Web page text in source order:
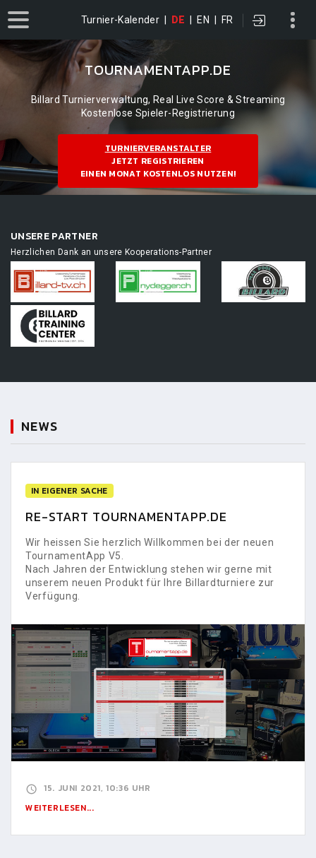
Turnier-Kalender DE EN FR
TOURNAMENTAPP.DE
Billard Turnierverwaltung, Real Live Score & Streaming
Kostenlose Spieler-Registrierung
TURNIERVERANSTALTER
JETZT REGISTRIEREN
EINEN MONAT KOSTENLOS NUTZEN!
UNSERE PARTNER
Herzlichen Dank an unsere Kooperations-Partner
NEWS
IN EIGENER SACHE
RE-START TOURNAMENTAPP.DE
Wir heissen Sie herzlich Willkommen bei der neuen
TournamentApp V5.
Nach Jahren der Entwicklung stehen wir gerne mit
unserem neuen Produkt für Ihre Billardturniere zur
Verfügung.
15. JUNI 2021, 10:36 UHR
WEITERLESEN...